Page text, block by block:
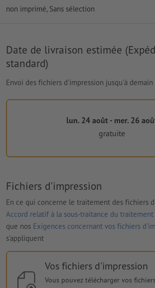
non imprimé, Sans sélection
Date de livraison estimée
standard)
Envoi des fichiers d'impression jusqu'à demain
lun. 24 août - mer. 26
gratuite
Fichiers d'impression
En ce qui concerne le traitement des fichiers
Accord relatif à la sous-traitance du
que nos Exigences concernant vos fichiers
s'appliquent
Vos fichiers d'impression
Vous pouvez télécharger vos